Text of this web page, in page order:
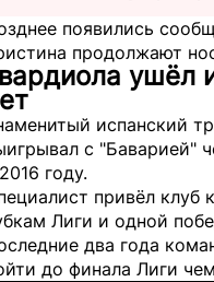
появились
продолжают
ушёл
испанский
с "Баварией"
году.
привёл клуб
Лиги и одной
два года
до финала Лиги